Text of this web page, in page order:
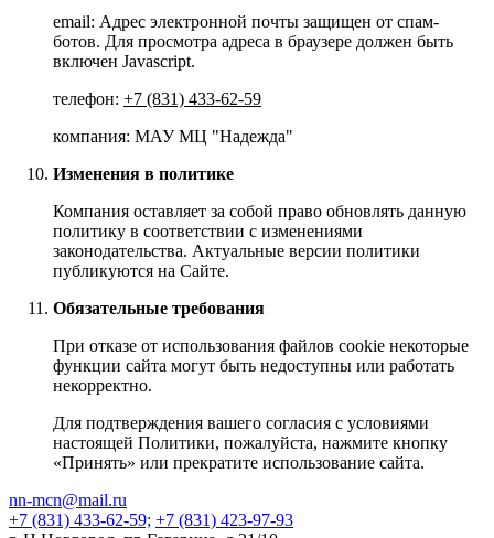
email: Адрес электронной почты защищен от спам-
ботов. Для просмотра адреса в браузере должен быть
включен Javascript.
телефон: +7 (831) 433-62-59
компания: МАУ МЦ "Надежда"
Изменения в политике
Компания оставляет за собой право обновлять данную
политику в соответствии с изменениями
законодательства. Актуальные версии политики
публикуются на Сайте.
Обязательные требования
При отказе от использования файлов cookie некоторые
функции сайта могут быть недоступны или работать
некорректно.
Для подтверждения вашего согласия с условиями
настоящей Политики, пожалуйста, нажмите кнопку
«Принять» или прекратите использование сайта.
nn-mcn@mail.ru
+7 (831) 433-62-59; +7 (831) 423-97-93